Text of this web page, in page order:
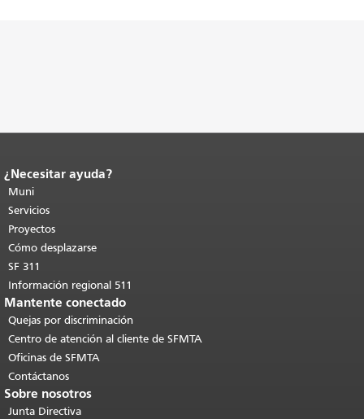
Fin del contenido de la página.
de esta página se repite en todas las
páginas.Volver al principio del
contenido principal
¿Necesitar ayuda?
Muni
Servicios
Proyectos
Cómo desplazarse
SF 311
Información regional 511
Mantente conectado
Quejas por discriminación
Centro de atención al cliente de SFMTA
Oficinas de SFMTA
Contáctanos
Sobre nosotros
Junta Directiva